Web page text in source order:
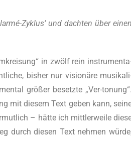
Zyklus’ und dach­ten über
in zwölf rein
bis­her nur visio­nä­re
grö­ßer besetz­te „Ver-
mit die­sem Text geben kann,
– hät­te ich mitt­ler­wei­le
durch die­sen Text neh­men